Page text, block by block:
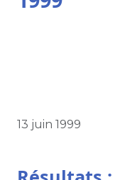
13 juin 1999